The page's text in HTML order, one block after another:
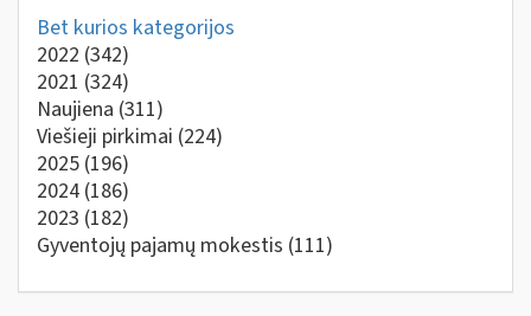
Bet kurios kategorijos
2022 (342)
2021 (324)
Naujiena (311)
Viešieji pirkimai (224)
2025 (196)
2024 (186)
2023 (182)
Gyventojų pajamų mokestis (111)